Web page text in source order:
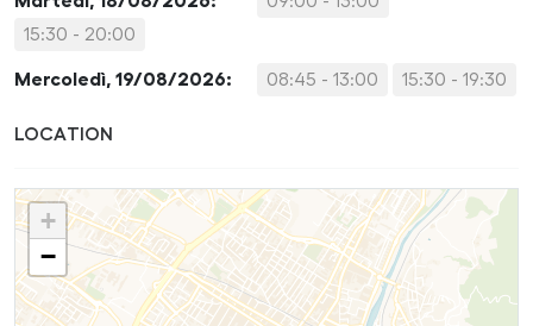
15:30 - 20:00
Mercoledì, 19/08/2026: 08:45 - 13:00 15:30 - 19:30
LOCATION
+
−